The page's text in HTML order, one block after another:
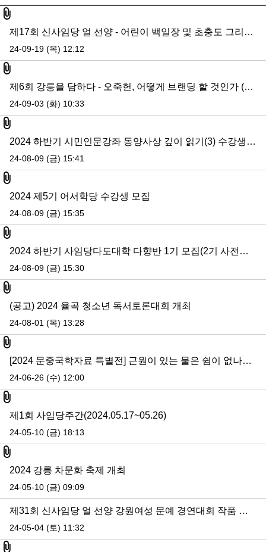
첨부파일
제17회 신사임당 얼 선양 - 어린이 백일장 및 초충도 그리기 대회
24-09-19 (목) 12:12
첨부파일
제6회 강릉을 담하다 - 오죽헌, 어떻게 브랜딩 할 것인가 (두번째 이야기)
24-09-03 (화) 10:33
첨부파일
2024 하반기 시민인문강좌 동양사상 깊이 읽기(3) 수강생 모집
24-08-09 (금) 15:41
첨부파일
2024 제5기 어서학당 수강생 모집
24-08-09 (금) 15:35
첨부파일
2024 하반기 사임당다도대학 다향반 1기 모집(2기 사전모집 내용 추가)
24-08-09 (금) 15:30
첨부파일
(공고) 2024 율곡 청소년 독서토론대회 개최
24-08-01 (목) 13:28
첨부파일
[2024 문중국학자료 특별전] 근원이 있는 물은 쉼이 없나니 - 전주이씨 선교장
24-06-26 (수) 12:00
첨부파일
제1회 사임당주간(2024.05.17~05.26)
24-05-10 (금) 18:13
첨부파일
2024 강릉 차문화 축제 개최
24-05-10 (금) 09:09
제31회 신사임당 얼 선양 강원여성 문예 경연대회 작품 심사 결과 공지
24-05-04 (토) 11:32
첨부파일